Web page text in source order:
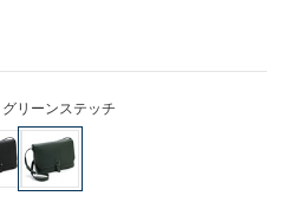
リーンステッチ